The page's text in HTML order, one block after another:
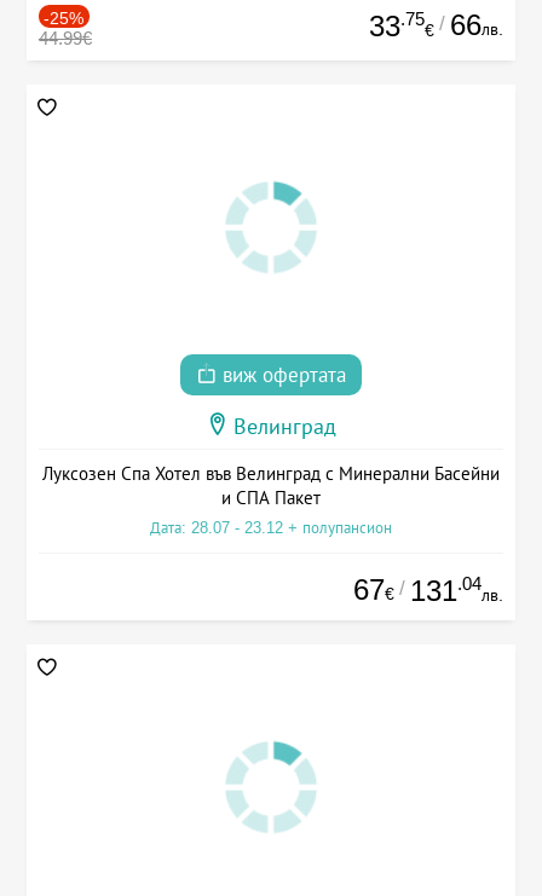
-25%
44.99€ 33.75
€ / 66лв.
виж офертата
Велинград
Луксозен Спа Хотел във Велинград с Минерални Басейни
и СПА Пакет
Дата: 28.07 - 23.12 + полупансион
67€ / 131.04
лв.